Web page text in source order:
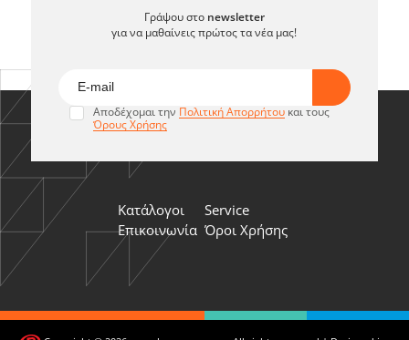
Γράψου στο newsletter
για να μαθαίνεις πρώτος τα νέα μας!
Αποδέχομαι την Πολιτική Απορρήτουκαι τους
Όρους Χρήσης
Κατάλογοι
Service
Επικοινωνία Όροι Χρήσης